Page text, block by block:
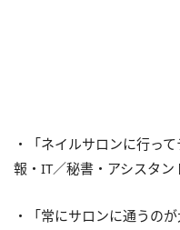
・「ネイルサロンに行っ
報・IT／秘書・アシスタン
・「常にサロンに通うの